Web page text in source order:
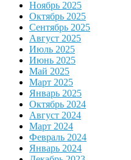
Ноябрь 2025
Октябрь 2025
Сентябрь 2025
Август 2025
Июль 2025
Июнь 2025
Май 2025
Март 2025
Январь 2025
Октябрь 2024
Август 2024
Март 2024
Февраль 2024
Январь 2024